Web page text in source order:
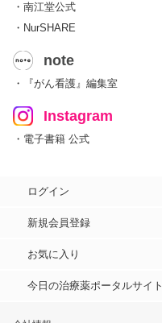
・南江堂公式
・NurSHARE
note
・『がん看護』編集室
Instagram
・電子書籍 公式
ログイン
新規会員登録
お気に入り
今日の治療薬ポータルサイト